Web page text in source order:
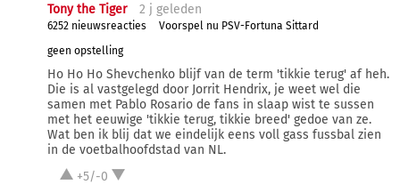
Tony the Tiger 2 j geleden
6252 nieuwsreacties
Voorspel nu PSV-Fortuna Sittard
geen opstelling
Ho Ho Ho Shevchenko blijf van de term 'tikkie terug' af heh.
Die is al vastgelegd door Jorrit Hendrix, je weet wel die
samen met Pablo Rosario de fans in slaap wist te sussen
met het eeuwige 'tikkie terug, tikkie breed' gedoe van ze.
Wat ben ik blij dat we eindelijk eens voll gass fussbal zien
in de voetbalhoofdstad van NL.
+5/-0